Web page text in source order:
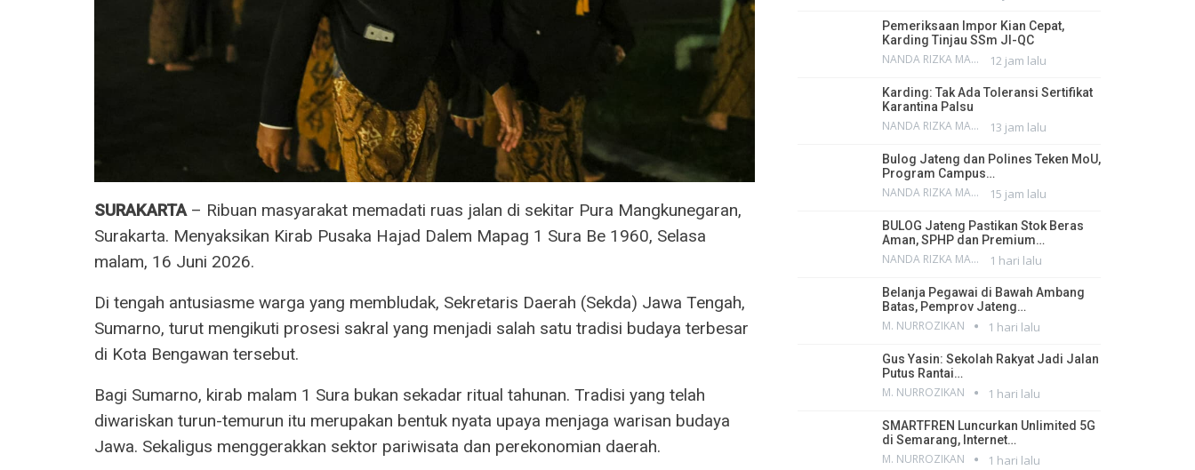
SURAKARTA– Ribuan masyarakat memadati ruas jalan di sekitar Pura Mangkunegaran,
Surakarta. Menyaksikan Kirab Pusaka Hajad Dalem Mapag 1 Sura Be 1960, Selasa
malam, 16 Juni 2026.
Di tengah antusiasme warga yang membludak, Sekretaris Daerah (Sekda) Jawa Tengah,
Sumarno, turut mengikuti prosesi sakral yang menjadi salah satu tradisi budaya terbesar
di Kota Bengawan tersebut.
Bagi Sumarno, kirab malam 1 Sura bukan sekadar ritual tahunan. Tradisi yang telah
diwariskan turun-temurun itu merupakan bentuk nyata upaya menjaga warisan budaya
Jawa. Sekaligus menggerakkan sektor pariwisata dan perekonomian daerah.
Pemeriksaan Impor Kian Cepat,
Karding Tinjau SSm JI-QC
NANDA RIZKA MAHENDRA 12 jam lalu
Karding: Tak Ada Toleransi Sertifikat
Karantina Palsu
NANDA RIZKA MAHENDRA 13 jam lalu
Bulog Jateng dan Polines Teken MoU,
Program Campus…
NANDA RIZKA MAHENDRA 15 jam lalu
BULOG Jateng Pastikan Stok Beras
Aman, SPHP dan Premium…
NANDA RIZKA MAHENDRA 1 hari lalu
Belanja Pegawai di Bawah Ambang
Batas, Pemprov Jateng…
M. NURROZIKAN 1 hari lalu
Gus Yasin: Sekolah Rakyat Jadi Jalan
Putus Rantai…
M. NURROZIKAN 1 hari lalu
SMARTFREN Luncurkan Unlimited 5G
di Semarang, Internet…
M. NURROZIKAN 1 hari lalu